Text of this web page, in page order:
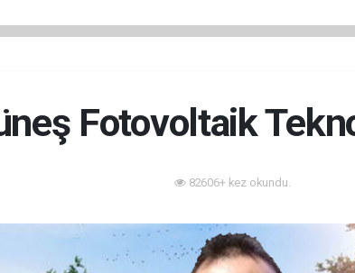
Fotovoltaik
82606+ kez okundu.